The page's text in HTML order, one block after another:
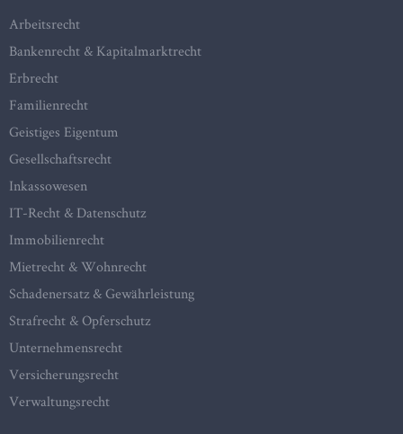
Arbeitsrecht
Bankenrecht & Kapitalmarktrecht
Erbrecht
Familienrecht
Geistiges Eigentum
Gesellschaftsrecht
Inkassowesen
IT-Recht & Datenschutz
Immobilienrecht
Mietrecht & Wohnrecht
Schadenersatz & Gewährleistung
Strafrecht & Opferschutz
Unternehmensrecht
Versicherungsrecht
Verwaltungsrecht